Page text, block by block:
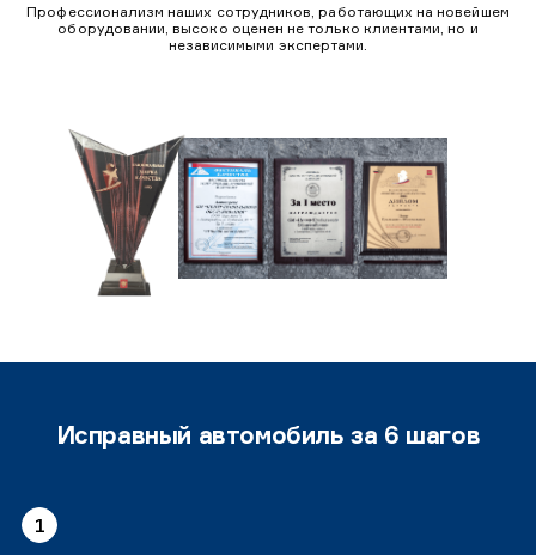
Профессионализм наших сотрудников, работающих на новейшем
оборудовании, высоко оценен не только клиентами, но и
независимыми экспертами.
Исправный автомобиль за 6 шагов
1